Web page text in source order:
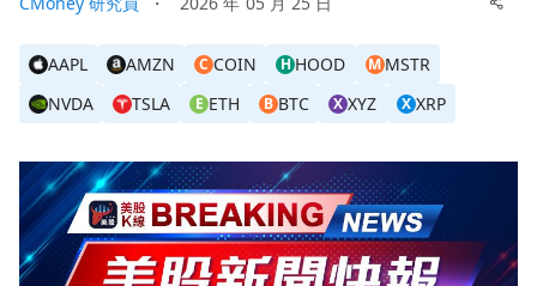
AAPL AMZN C COIN H HOOD MMSTR
NVDA
TSLA E ETH B BTC X XYZ X XRP